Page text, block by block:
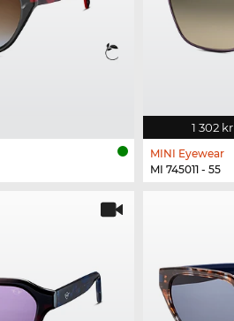
1 302 kr
MINI Eyewear
MI 745011 - 55